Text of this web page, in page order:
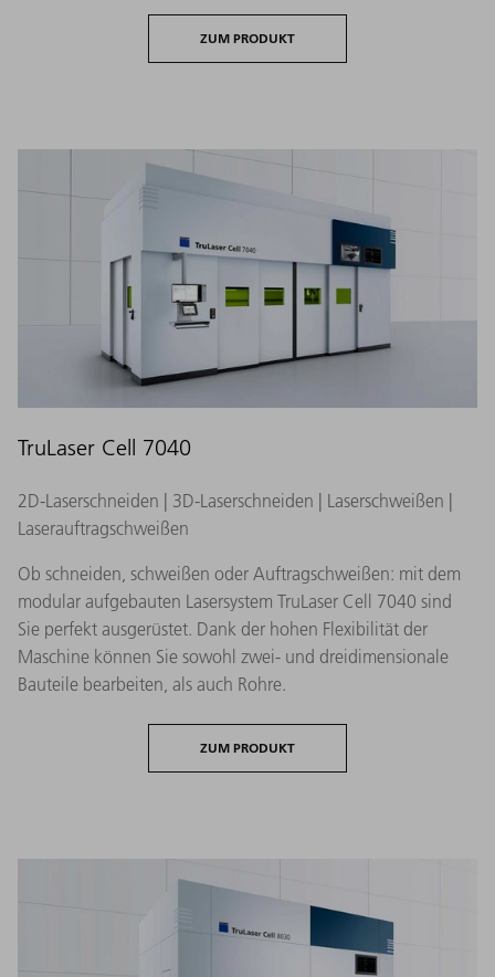
ZUM PRODUKT
TruLaser Cell 7040
2D-Laserschneiden | 3D-Laserschneiden | Laserschweißen |
Laserauftragschweißen
Ob schneiden, schweißen oder Auftragschweißen: mit dem
modular aufgebauten Lasersystem TruLaser Cell 7040 sind
Sie perfekt ausgerüstet. Dank der hohen Flexibilität der
Maschine können Sie sowohl zwei- und dreidimensionale
Bauteile bearbeiten, als auch Rohre.
ZUM PRODUKT